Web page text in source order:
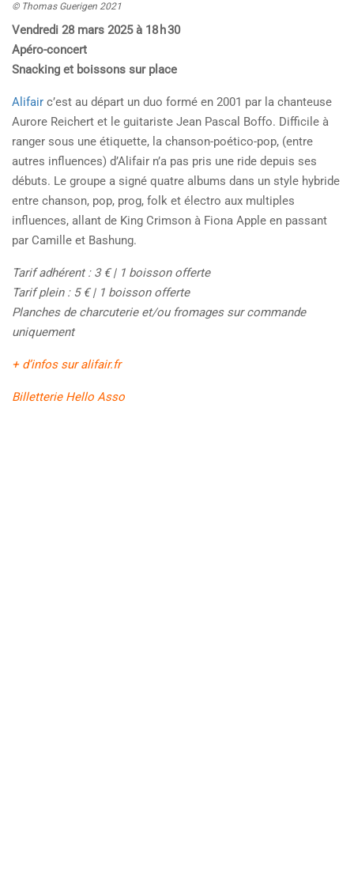
© Thomas Guerigen 2021
Vendredi 28 mars 2025 à 18 h 30
Apéro-concert
Snacking et boissons sur place
Alifair c’est au départ un duo formé en 2001 par la chanteuse
Aurore Reichert et le guitariste Jean Pascal Boffo. Difficile à
ranger sous une étiquette, la chanson-poético-pop, (entre
autres influences) d’Alifair n’a pas pris une ride depuis ses
débuts. Le groupe a signé quatre albums dans un style hybride
entre chanson, pop, prog, folk et électro aux multiples
influences, allant de King Crimson à Fiona Apple en passant
par Camille et Bashung.
Tarif adhérent : 3 € | 1 boisson offerte
Tarif plein : 5 € | 1 boisson offerte
Planches de charcuterie et/ou fromages sur commande
uniquement
+ d’infos sur alifair.fr
Billetterie Hello Asso